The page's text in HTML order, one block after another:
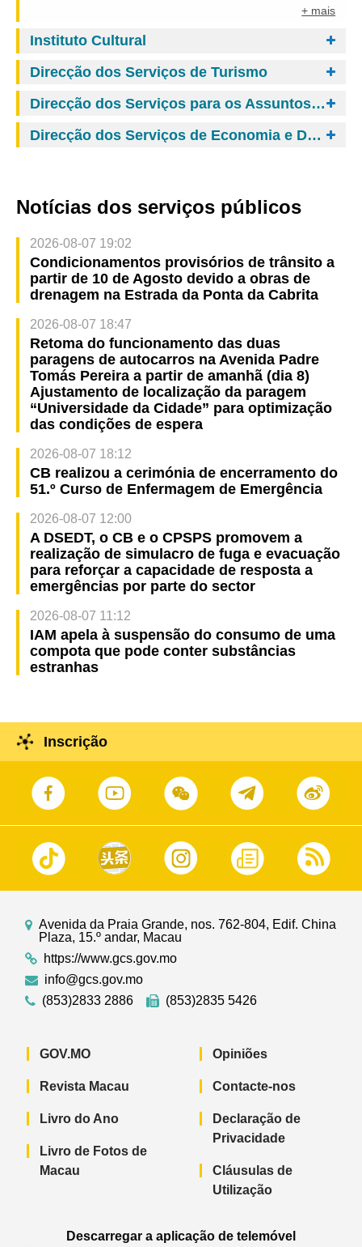
+ mais
Instituto Cultural
Direcção dos Serviços de Turismo
Direcção dos Serviços para os Assuntos de Tráfego
Direcção dos Serviços de Economia e Desenvolvimento Tecnológico
Notícias dos serviços públicos
2026-08-07 19:02
Condicionamentos provisórios de trânsito a
partir de 10 de Agosto devido a obras de
drenagem na Estrada da Ponta da Cabrita
2026-08-07 18:47
Retoma do funcionamento das duas
paragens de autocarros na Avenida Padre
Tomás Pereira a partir de amanhã (dia 8)
Ajustamento de localização da paragem
“Universidade da Cidade” para optimização
das condições de espera
2026-08-07 18:12
CB realizou a cerimónia de encerramento do
51.º Curso de Enfermagem de Emergência
2026-08-07 12:00
A DSEDT, o CB e o CPSPS promovem a
realização de simulacro de fuga e evacuação
para reforçar a capacidade de resposta a
emergências por parte do sector
2026-08-07 11:12
IAM apela à suspensão do consumo de uma
compota que pode conter substâncias
estranhas
Inscrição
Avenida da Praia Grande, nos. 762-804, Edif. China
Plaza, 15.º andar, Macau
https://www.gcs.gov.mo
info@gcs.gov.mo
(853)2833 2886
(853)2835 5426
GOV.MO
Revista Macau
Livro do Ano
Livro de Fotos de
Macau
Opiniões
Contacte-nos
Declaração de
Privacidade
Cláusulas de
Utilização
Descarregar a aplicação de telemóvel